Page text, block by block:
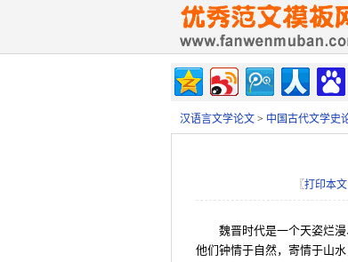
汉语言文学论文 > 中国古代文学史
〖打印本文
魏晋时代是一个天姿烂
他们钟情于自然，寄情于山